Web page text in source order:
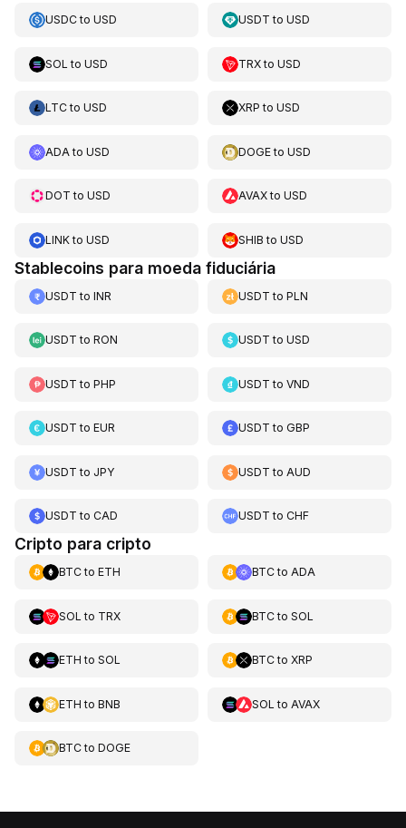
USDCto USD USDT toUSD
SOL to USD TRXtoUSD
LTCto USD XRP toUSD
ADA to USD DOGEtoUSD
DOT to USD AVAXtoUSD
LINKto USD SHIB toUSD
Stablecoins para moeda fiduciária
USDT to INR USDT toPLN
USDT to RON USDT toUSD
USDT to PHP USDT toVND
USDT to EUR USDT toGBP
USDT to JPY USDT to AUD
USDT to CAD USDT toCHF
Cripto para cripto
BTCto ETH BTCto ADA
SOL to TRX BTCto SOL
ETH to SOL BTCto XRP
ETH to BNB SOL to AVAX
BTCto DOGE